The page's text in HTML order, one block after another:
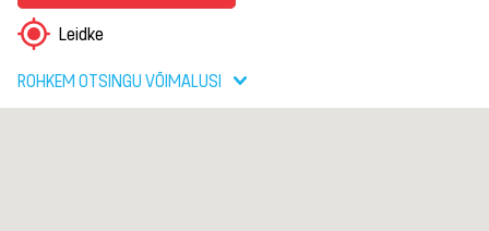
Leidke
ROHKEM OTSINGU VÕIMALUSI